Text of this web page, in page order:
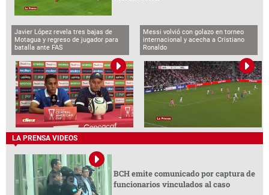
Javier López revela tres bajas de
Motagua y regreso de jugador para
batalla ante FAS
Messi volvió con golazo en torneo
internacional y acecha a Cristiano
Ronaldo
LA PRENSA VIDEOS
BCH emite comunicado por captura de
funcionarios vinculados al caso